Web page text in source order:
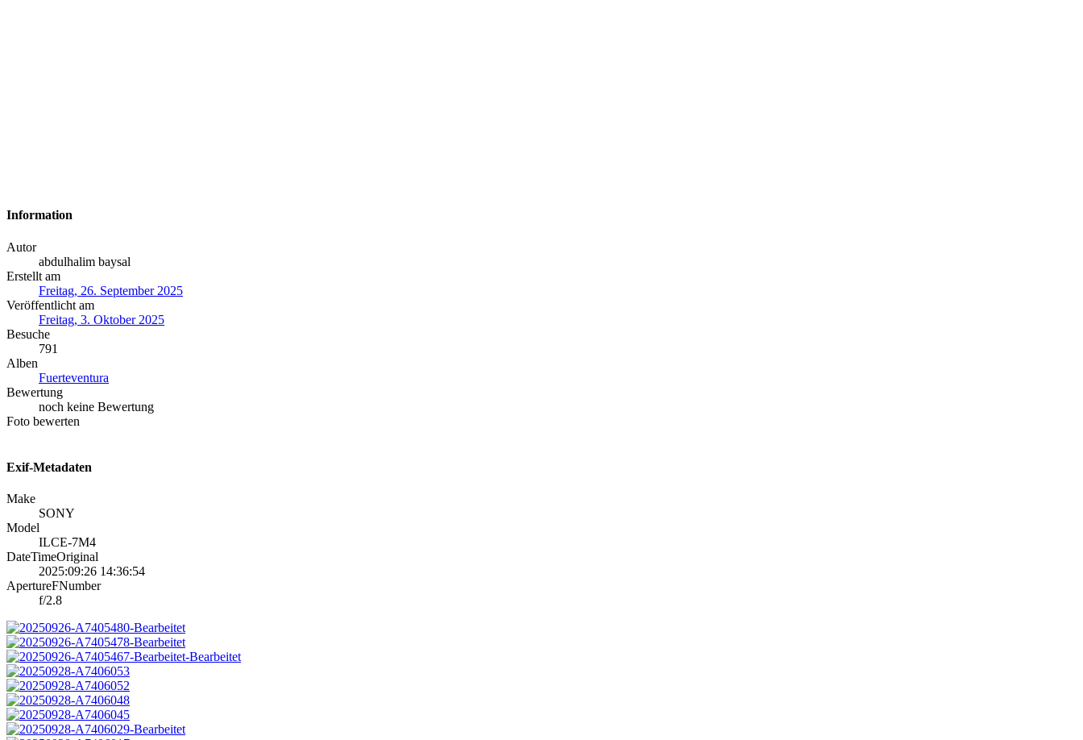
Information
Autor
abdulhalim baysal
Erstellt am
Freitag, 26. September 2025
Veröffentlicht am
Freitag, 3. Oktober 2025
Besuche
791
Alben
Fuerteventura
Bewertung
noch keine Bewertung
Foto bewerten
Exif-Metadaten
Make
SONY
Model
ILCE-7M4
DateTimeOriginal
2025:09:26 14:36:54
ApertureFNumber
f/2.8